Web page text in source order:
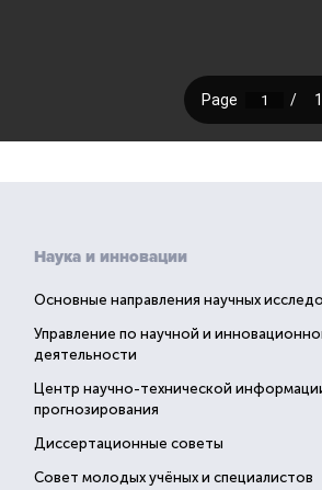
Наука и инновации
Основные направления научных
Управление по научной и
деятельности
Центр научно-технической
прогнозирования
Диссертационные советы
Совет молодых учёных и специалистов